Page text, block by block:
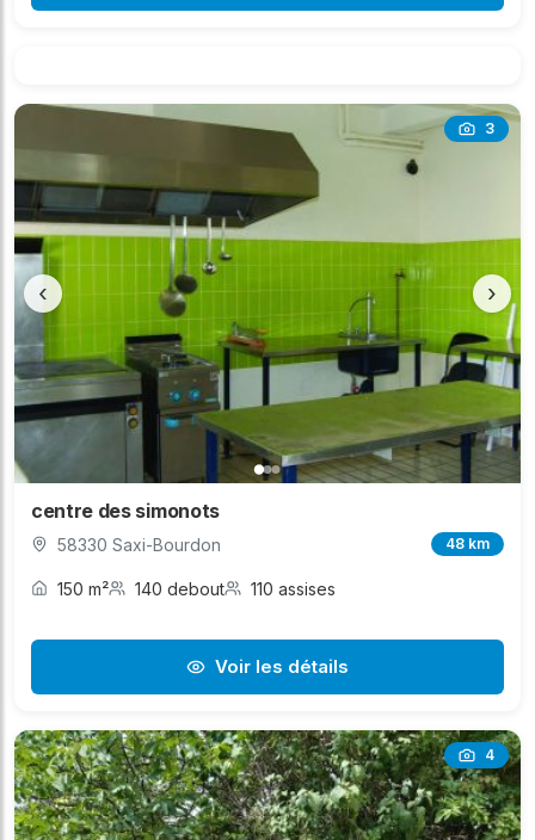
3
‹ ›
centre des simonots
58330 Saxi-Bourdon 48 km
150 m² 140 debout 110 assises
Voir les détails
4